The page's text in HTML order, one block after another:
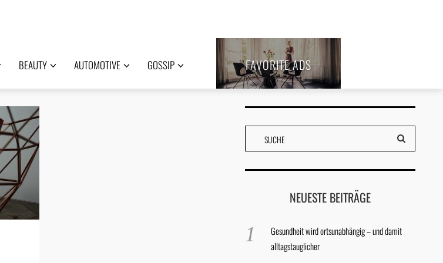
BEAUTY AUTOMOTIVE GOSSIP FAVORITE ADS
NEUESTE BEITRÄGE
Gesundheit wird ortsunabhängig – und damit
alltagstauglicher